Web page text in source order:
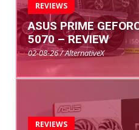
REVIEWS
ASUS PRIME
5070 – REVIEW
02-08-26 / AlternativeX
REVIEWS